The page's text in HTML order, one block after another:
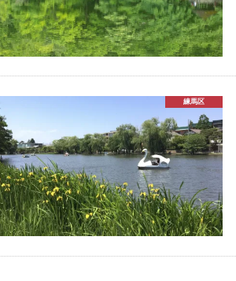
練馬区